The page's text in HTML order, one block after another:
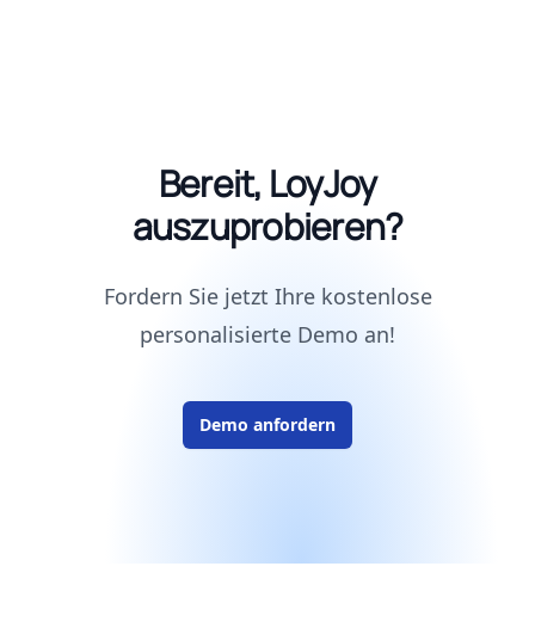
Bereit, LoyJoy
auszuprobieren?
Fordern Sie jetzt Ihre kostenlose
personalisierte Demo an!
Demo anfordern